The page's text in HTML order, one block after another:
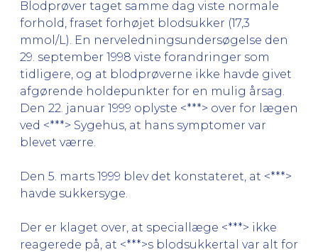
Blodprøver taget samme dag viste normale
forhold, fraset forhøjet blodsukker (17,3
mmol/L). En nerveledningsundersøgelse den
29. september 1998 viste forandringer som
tidligere, og at blodprøverne ikke havde givet
afgørende holdepunkter for en mulig årsag.
Den 22. januar 1999 oplyste <***> over for lægen
ved <***> Sygehus, at hans symptomer var
blevet værre.
Den 5. marts 1999 blev det konstateret, at <***>
havde sukkersyge.
Der er klaget over, at speciallæge <***> ikke
reagerede på, at <***>s blodsukkertal var alt for